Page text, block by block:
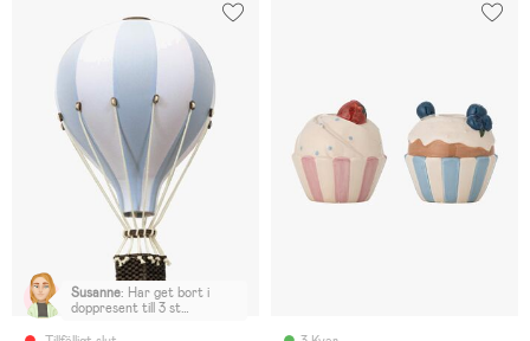
Susanne: Har get bort i
doppresent till 3 st